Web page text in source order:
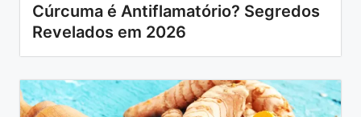
Cúrcuma é Antiflamatório? Segredos
Revelados em 2026